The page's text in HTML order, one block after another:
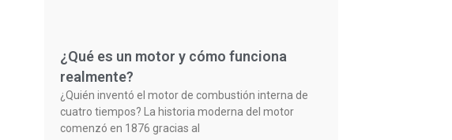
¿Qué es un motor y cómo funciona
realmente?
¿Quién inventó el motor de combustión interna de
cuatro tiempos? La historia moderna del motor
comenzó en 1876 gracias al